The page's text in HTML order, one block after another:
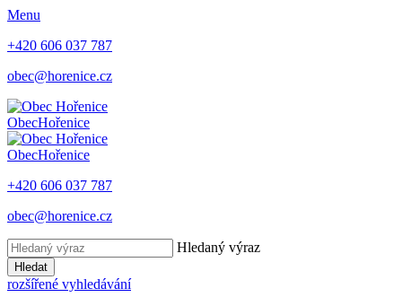
Menu
+420 606 037 787
obec@horenice.cz
ObecHořenice
ObecHořenice
+420 606 037 787
obec@horenice.cz
Hledaný výraz
Hledat
rozšířené vyhledávání